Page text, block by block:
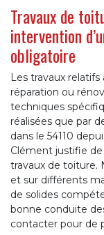
Travaux de
intervention
obligatoire
Les travaux
réparation ou
techniques
réalisées que par
dans le 54110
Clément justifie de
travaux de toiture.
et sur différents
de solides
bonne conduite
contacter pour de